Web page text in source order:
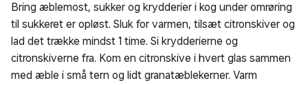
Bring æblemost, sukker og krydderier i kog under omrøring
til sukkeret er opløst. Sluk for varmen, tilsæt citronskiver og
lad det trække mindst 1 time. Si krydderierne og
citronskiverne fra. Kom en citronskive i hvert glas sammen
med æble i små tern og lidt granatæblekerner. Varm